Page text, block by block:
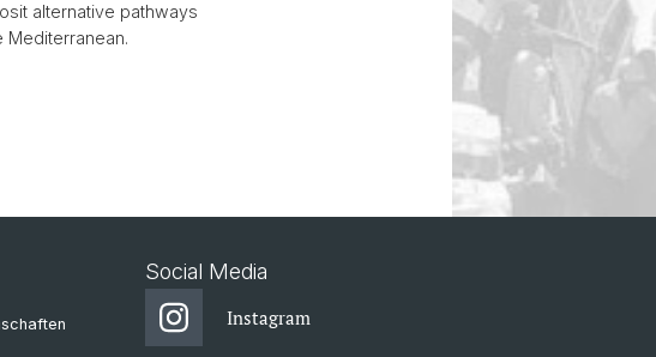
alternative pathways
Social Media
Instagram